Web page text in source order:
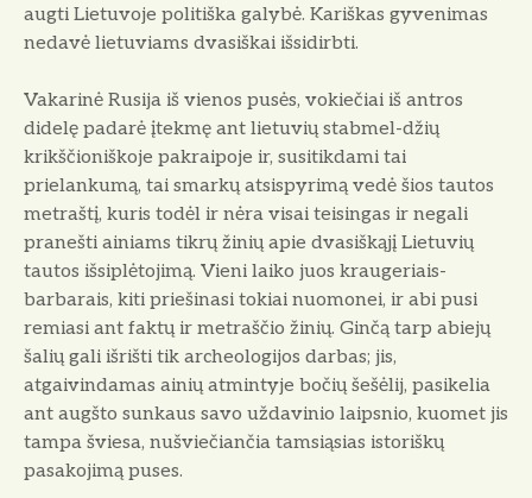
augti Lietuvoje politiška galybė. Kariškas gyvenimas
nedavė lietuviams dvasiškai išsidirbti.
Vakarinė Rusija iš vienos pusės, vokiečiai iš antros
didelę padarė įtekmę ant lietuvių stabmel-džių
krikščioniškoje pakraipoje ir, susitikdami tai
prielankumą, tai smarkų atsispyrimą vedė šios tautos
metraštį, kuris todėl ir nėra visai teisingas ir negali
pranešti ainiams tikrų žinių apie dvasiškąjį Lietuvių
tautos išsiplėtojimą. Vieni laiko juos kraugeriais-
barbarais, kiti priešinasi tokiai nuomonei, ir abi pusi
remiasi ant faktų ir metraščio žinių. Ginčą tarp abiejų
šalių gali išrišti tik archeologijos darbas; jis,
atgaivindamas ainių atmintyje bočių šešėlij, pasikelia
ant augšto sunkaus savo uždavinio laipsnio, kuomet jis
tampa šviesa, nušviečiančia tamsiąsias istoriškų
pasakojimą puses.